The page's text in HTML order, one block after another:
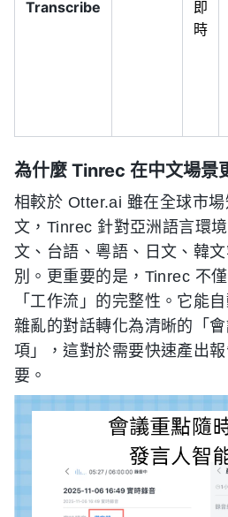
Transcribe
即
時
為什麼 Tinrec 在中文場景
相較於 Otter.ai 雖在全球市
文，Tinrec 針對亞洲語言環
文、台語、粵語、日文、韓
別。更重要的是，Tinrec 不
「工作流」的完整性。它能
雜亂的對話轉化為清晰的「
項」，這對於需要快速產出
要。